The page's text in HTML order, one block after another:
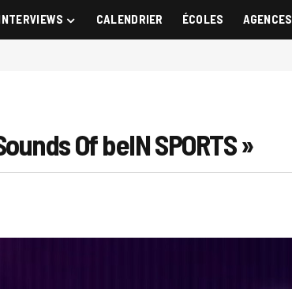
CALENDRIER ÉCOLES AGENCES
Of beIN SPORTS »